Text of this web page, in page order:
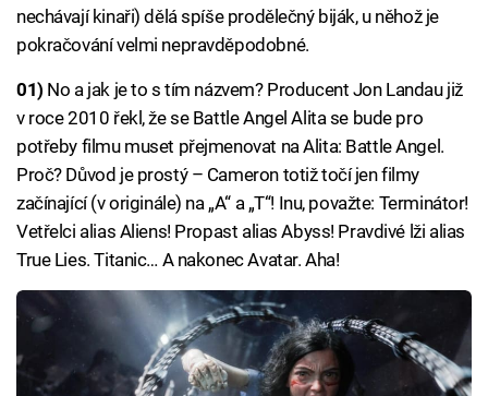
nechávají kinaři) dělá spíše prodělečný biják, u něhož je
pokračování velmi nepravděpodobné.
01) No a jak je to s tím názvem? Producent Jon Landau již
v roce 2010 řekl, že se Battle Angel Alita se bude pro
potřeby filmu muset přejmenovat na Alita: Battle Angel.
Proč? Důvod je prostý – Cameron totiž točí jen filmy
začínající (v originále) na „A“ a „T“! Inu, považte: Terminátor!
Vetřelci alias Aliens! Propast alias Abyss! Pravdivé lži alias
True Lies. Titanic… A nakonec Avatar. Aha!